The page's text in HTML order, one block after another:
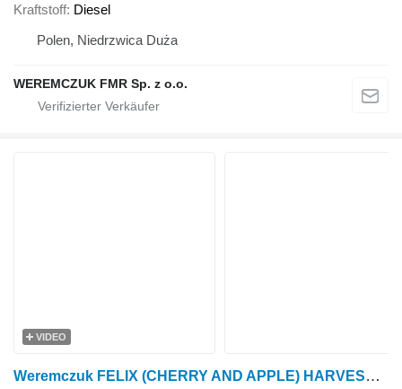
Kraftstoff Diesel
Polen, Niedrzwica Duża
WEREMCZUK FMR Sp. z o.o.
VIDEO
Weremczuk FELIX (CHERRY AND APPLE) HARVESTER)